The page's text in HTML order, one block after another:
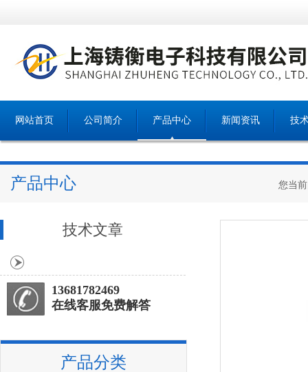
网站首页 公司简介 产品中心 新闻资讯 技
产品中心 您当
技术文章
13681782469
在线客服免费解答
产品分类